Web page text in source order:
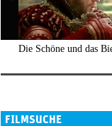
Die Schöne und das
FILMSUCHE